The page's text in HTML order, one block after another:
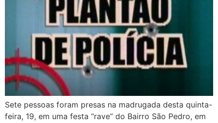
Sete pessoas foram presas na madrugada desta quinta-
feira, 19, em uma festa “rave” do Bairro São Pedro, em